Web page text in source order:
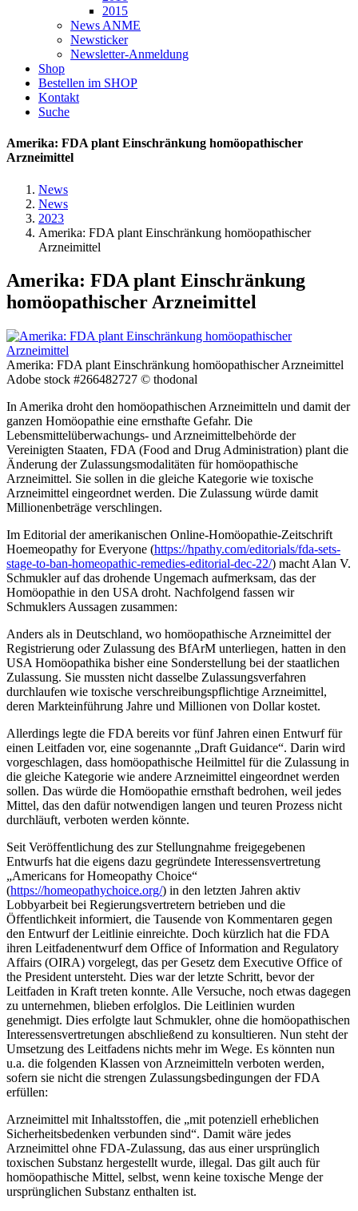
2015
News ANME
Newsticker
Newsletter-Anmeldung
Shop
Bestellen im SHOP
Kontakt
Suche
Amerika: FDA plant Einschränkung homöopathischer
Arzneimittel
News
News
2023
Amerika: FDA plant Einschränkung homöopathischer
Arzneimittel
Amerika: FDA plant Einschränkung
homöopathischer Arzneimittel
Amerika: FDA plant Einschränkung homöopathischer Arzneimittel
Adobe stock #266482727 © thodonal
In Amerika droht den homöopathischen Arzneimitteln und damit der
ganzen Homöopathie eine ernsthafte Gefahr. Die
Lebensmittelüberwachungs- und Arzneimittelbehörde der
Vereinigten Staaten, FDA (Food and Drug Administration) plant die
Änderung der Zulassungsmodalitäten für homöopathische
Arzneimittel. Sie sollen in die gleiche Kategorie wie toxische
Arzneimittel eingeordnet werden. Die Zulassung würde damit
Millionenbeträge verschlingen.
Im Editorial der amerikanischen Online-Homöopathie-Zeitschrift
Hoemeopathy for Everyone (https://hpathy.com/editorials/fda-sets-
stage-to-ban-homeopathic-remedies-editorial-dec-22/) macht Alan V.
Schmukler auf das drohende Ungemach aufmerksam, das der
Homöopathie in den USA droht. Nachfolgend fassen wir
Schmuklers Aussagen zusammen:
Anders als in Deutschland, wo homöopathische Arzneimittel der
Registrierung oder Zulassung des BfArM unterliegen, hatten in den
USA Homöopathika bisher eine Sonderstellung bei der staatlichen
Zulassung. Sie mussten nicht dasselbe Zulassungsverfahren
durchlaufen wie toxische verschreibungspflichtige Arzneimittel,
deren Markteinführung Jahre und Millionen von Dollar kostet.
Allerdings legte die FDA bereits vor fünf Jahren einen Entwurf für
einen Leitfaden vor, eine sogenannte „Draft Guidance“. Darin wird
vorgeschlagen, dass homöopathische Heilmittel für die Zulassung in
die gleiche Kategorie wie andere Arzneimittel eingeordnet werden
sollen. Das würde die Homöopathie ernsthaft bedrohen, weil jedes
Mittel, das den dafür notwendigen langen und teuren Prozess nicht
durchläuft, verboten werden könnte.
Seit Veröffentlichung des zur Stellungnahme freigegebenen
Entwurfs hat die eigens dazu gegründete Interessensvertretung
„Americans for Homeopathy Choice“
(https://homeopathychoice.org/) in den letzten Jahren aktiv
Lobbyarbeit bei Regierungsvertretern betrieben und die
Öffentlichkeit informiert, die Tausende von Kommentaren gegen
den Entwurf der Leitlinie einreichte. Doch kürzlich hat die FDA
ihren Leitfadenentwurf dem Office of Information and Regulatory
Affairs (OIRA) vorgelegt, das per Gesetz dem Executive Office of
the President untersteht. Dies war der letzte Schritt, bevor der
Leitfaden in Kraft treten konnte. Alle Versuche, noch etwas dagegen
zu unternehmen, blieben erfolglos. Die Leitlinien wurden
genehmigt. Dies erfolgte laut Schmukler, ohne die homöopathischen
Interessensvertretungen abschließend zu konsultieren. Nun steht der
Umsetzung des Leitfadens nichts mehr im Wege. Es könnten nun
u.a. die folgenden Klassen von Arzneimitteln verboten werden,
sofern sie nicht die strengen Zulassungsbedingungen der FDA
erfüllen:
Arzneimittel mit Inhaltsstoffen, die „mit potenziell erheblichen
Sicherheitsbedenken verbunden sind“. Damit wäre jedes
Arzneimittel ohne FDA-Zulassung, das aus einer ursprünglich
toxischen Substanz hergestellt wurde, illegal. Das gilt auch für
homöopathische Mittel, selbst, wenn keine toxische Menge der
ursprünglichen Substanz enthalten ist.